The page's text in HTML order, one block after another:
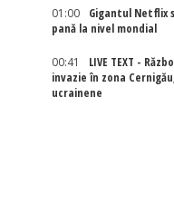
01:00
Gigantul Netflix
pană la nivel mondial
00:41
LIVE TEXT -
invazie în zona
ucrainene